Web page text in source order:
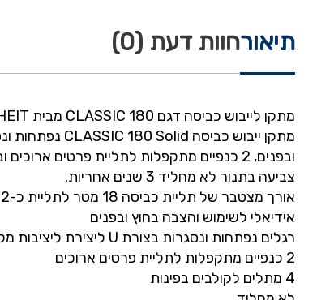
תיאורחוות דעת (0)
מתקן לייבוש כביסה דגם CLASSIC 180 מבית LEIFHEIT גרמניה דגם 81621
צביעה בתנור לא מחליד 3 שנים אחריות.
אורך מצטבר של תליית כביסה 18 מטר לתליית כ-2 מכונות כביסה
אידיאלי לשימוש והצבה בחוץ ובפנים
רגלים נפתחות ונסגרות בצורת U ליצירת ליציבות מקסימלית
2 כנפיים מתקפלות לתליית פרטים ארוכים
4 מתלים לקולבים בפינות